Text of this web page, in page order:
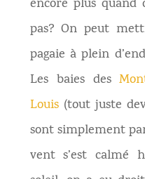
encore plus quand
pas? On peut
pagaie à plein
Les baies des
Louis(tout juste
sont simplement
vent s’est calmé